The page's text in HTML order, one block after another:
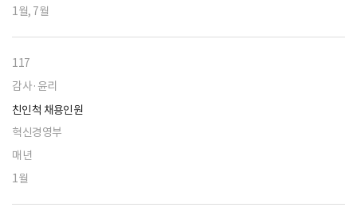
1월, 7월
117
감사·윤리
친인척 채용인원
혁신경영부
매년
1월